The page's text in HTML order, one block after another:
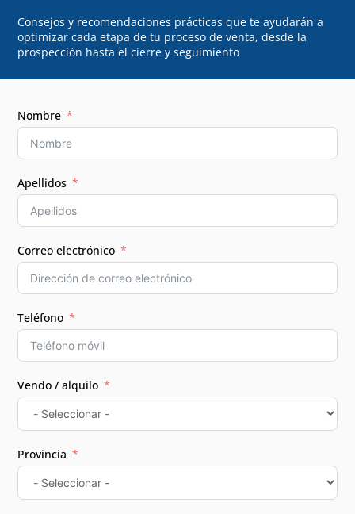
Consejos y recomendaciones prácticas que te ayudarán a
optimizar cada etapa de tu proceso de venta, desde la
prospección hasta el cierre y seguimiento
Nombre
Apellidos
Correo electrónico
Teléfono
Vendo / alquilo
Provincia